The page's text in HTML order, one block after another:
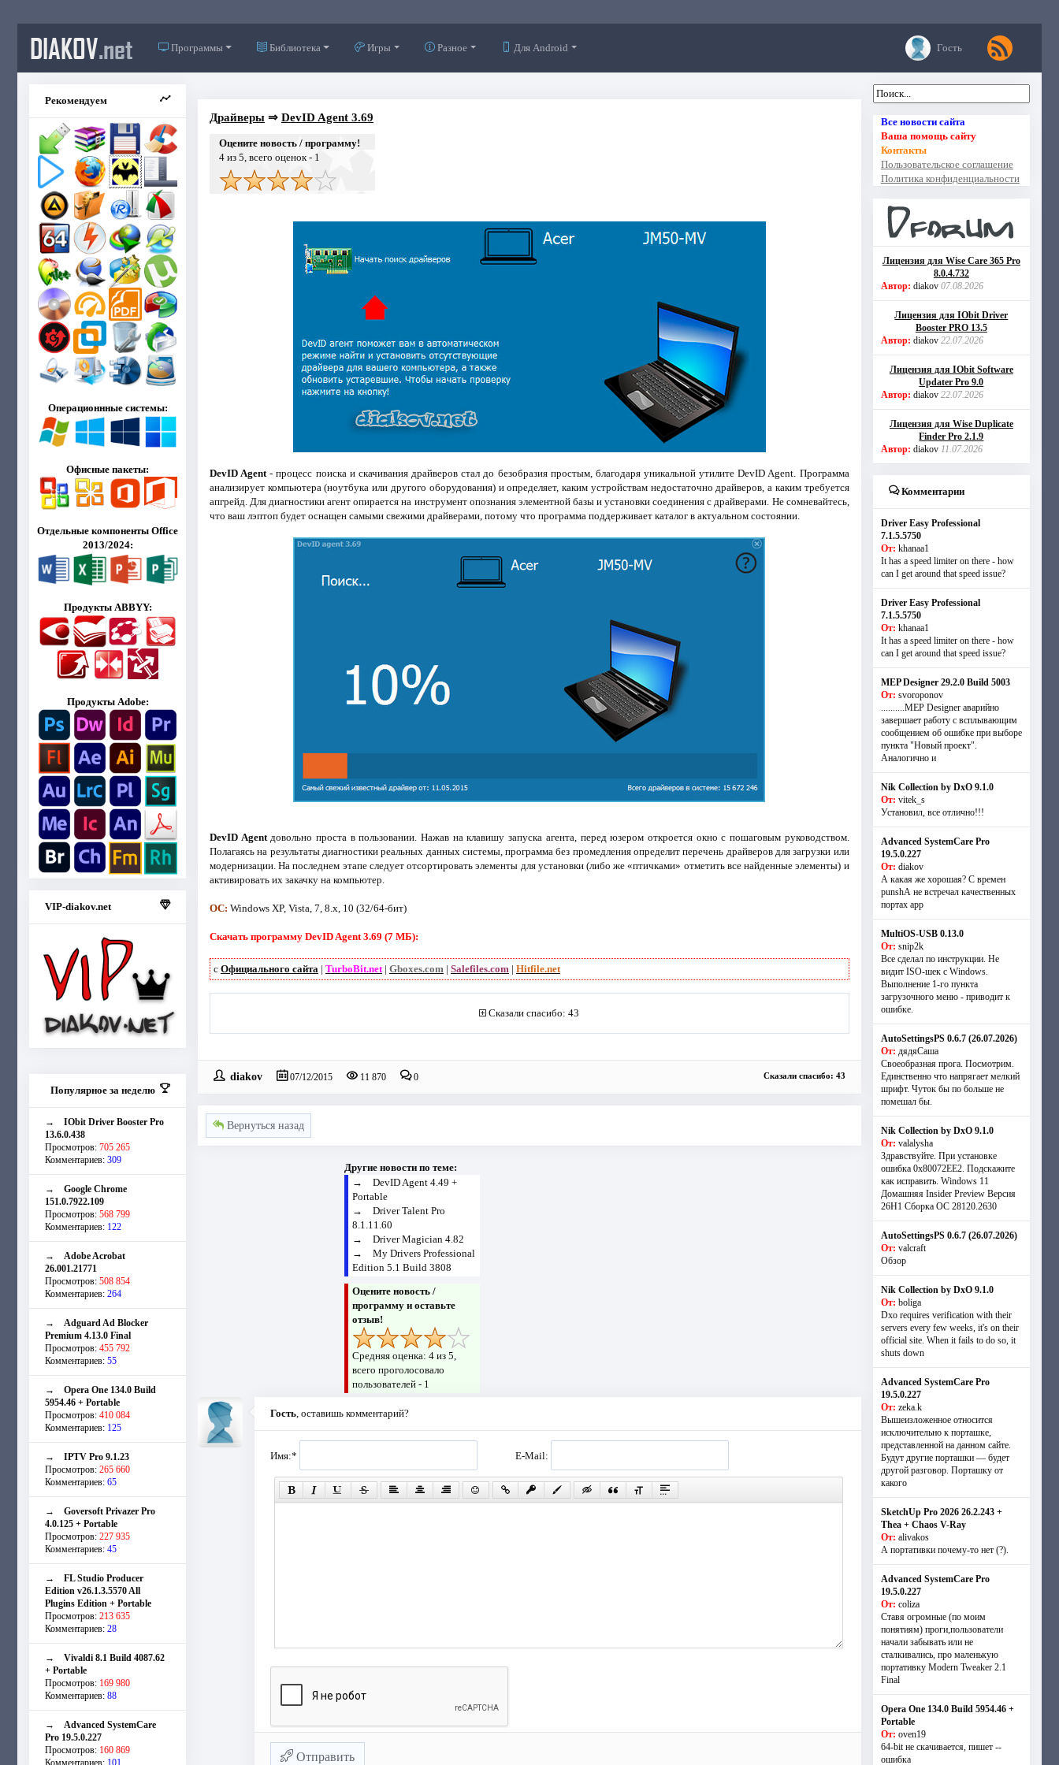
DIAKOV.net Программы Библиотека Игры Разное Для Android Гость
Рекомендуем
Операционнные системы:
Офисные пакеты:
Отдельные компоненты Office
2013/2024:
Продукты ABBYY:
Продукты Adobe:
VIP-diakov.net
Популярное за неделю
→ IObit Driver Booster Pro
13.6.0.438
Просмотров: 705 265
Комментариев: 309
→ Google Chrome
151.0.7922.109
Просмотров: 568 799
Комментариев: 122
→ Adobe Acrobat
26.001.21771
Просмотров: 508 854
Комментариев: 264
→ Adguard Ad Blocker
Premium 4.13.0 Final
Просмотров: 455 792
Комментариев: 55
→ Opera One 134.0 Build
5954.46 + Portable
Просмотров: 410 084
Комментариев: 125
→ IPTV Pro 9.1.23
Просмотров: 265 660
Комментариев: 65
→ Goversoft Privazer Pro
4.0.125 + Portable
Просмотров: 227 935
Комментариев: 45
→ FL Studio Producer
Edition v26.1.3.5570 All
Plugins Edition + Portable
Просмотров: 213 635
Комментариев: 28
→ Vivaldi 8.1 Build 4087.62
+ Portable
Просмотров: 169 980
Комментариев: 88
→ Advanced SystemCare
Pro 19.5.0.227
Просмотров: 160 869
Комментариев: 101
Драйверы⇒ DevID Agent 3.69
Оцените новость / программу!
4из 5, всего оценок - 1
DevID Agent - процесс поиска и скачивания драйверов стал до безобразия простым, благодаря уникальной утилите DevID Agent. Программа
анализирует компьютера (ноутбука или другого оборудования) и определяет, каким устройствам недостаточно драйверов, а каким требуется
апгрейд. Для диагностики агент опирается на инструмент опознания элементной базы и установки соединения с драйверами. Не сомневайтесь,
что ваш лэптоп будет оснащен самыми свежими драйверами, потому что программа поддерживает каталог в актуальном состоянии.
DevID Agentдовольно проста в пользовании. Нажав на клавишу запуска агента, перед юзером откроется окно с пошаговым руководством.
Полагаясь на результаты диагностики реальных данных системы, программа без промедления определит перечень драйверов для загрузки или
модернизации. На последнем этапе следует отсортировать элементы для установки (либо же «птичками» отметить все найденные элементы) и
активировать их закачку на компьютер.
ОС: Windows XP, Vista, 7, 8.х, 10 (32/64-бит)
Скачать программу DevID Agent 3.69 (7 МБ):
с Официального сайта | TurboBit.net| Gboxes.com | Salefiles.com | Hitfile.net
Сказали спасибо: 43
diakov 07/12/2015 11 870 0 Сказали спасибо: 43
Вернуться назад
Другие новости по теме:
→ DevID Agent 4.49 +
Portable
→ Driver Talent Pro
8.1.11.60
→ Driver Magician 4.82
→ My Drivers Professional
Edition 5.1 Build 3808
Оцените новость /
программу и оставьте
отзыв!
Средняя оценка: 4из 5,
всего проголосовало
пользователей - 1
Гость, оставишь комментарий?
Имя:* E-Mail:
Отправить
Все новости сайта
Ваша помощь сайту
Контакты
Пользовательское соглашение
Политика конфиденциальности
Лицензия для Wise Care 365 Pro
8.0.4.732
Автор: diakov 07.08.2026
Лицензия для IObit Driver
Booster PRO 13.5
Автор: diakov 22.07.2026
Лицензия для IObit Software
Updater Pro 9.0
Автор: diakov 22.07.2026
Лицензия для Wise Duplicate
Finder Pro 2.1.9
Автор: diakov 11.07.2026
Комментарии
Driver Easy Professional
7.1.5.5750
От: khanaa1
It has a speed limiter on there - how
can I get around that speed issue?
Driver Easy Professional
7.1.5.5750
От: khanaa1
It has a speed limiter on there - how
can I get around that speed issue?
MEP Designer 29.2.0 Build 5003
От: svoroponov
..........MEP Designer аварийно
завершает работу с всплывающим
сообщением об ошибке при выборе
пункта "Новый проект".
Аналогично и
Nik Collection by DxO 9.1.0
От: vitek_s
Установил, все отлично!!!
Advanced SystemCare Pro
19.5.0.227
От: diakov
А какая же хорошая? С времен
punshА не встречал качественных
портах app
MultiOS-USB 0.13.0
От: snip2k
Все сделал по инструкции. Не
видит ISO-шек с Windows.
Выполнение 1-го пункта
загрузочного меню - приводит к
ошибке.
AutoSettingsPS 0.6.7 (26.07.2026)
От: дядяСаша
Своеобразная прога. Посмотрим.
Единственно что напрягает мелкий
шрифт. Чуток бы по больше не
помешал бы.
Nik Collection by DxO 9.1.0
От: valalysha
Здравствуйте. При установке
ошибка 0х80072EE2. Подскажите
как исправить. Windows 11
Домашняя Insider Preview Версия
26H1 Сборка ОС 28120.2630
AutoSettingsPS 0.6.7 (26.07.2026)
От: valcraft
Обзор
Nik Collection by DxO 9.1.0
От: boliga
Dxo requires verification with their
servers every few weeks, it's on their
official site. When it fails to do so, it
shuts down
Advanced SystemCare Pro
19.5.0.227
От: zeka.k
Вышеизложенное относится
исключительно к порташке,
представленной на данном сайте.
Будут другие порташки — будет
другой разговор. Порташку от
какого
SketchUp Pro 2026 26.2.243 +
Thea + Chaos V-Ray
От: alivakos
А портативки почему-то нет (?).
Advanced SystemCare Pro
19.5.0.227
От: coliza
Ставя огромные (по моим
понятиям) проги,пользователи
начали забывать или не
сталкивались, про маленькую
портативку Modern Tweaker 2.1
Final
Opera One 134.0 Build 5954.46 +
Portable
От: oven19
64-bit не скачивается, пишет --
ошибка